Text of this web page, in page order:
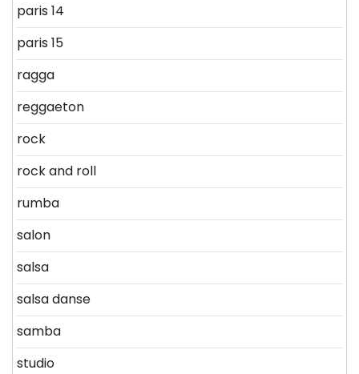
paris 14
paris 15
ragga
reggaeton
rock
rock and roll
rumba
salon
salsa
salsa danse
samba
studio